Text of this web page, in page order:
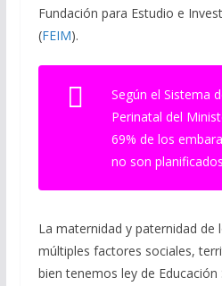
Fundación para Estudio e
(FEIM).
Según el Sistema
Perinatal del
69% de los
no son
La maternidad y paternidad
múltiples factores sociales,
bien tenemos ley de Educación